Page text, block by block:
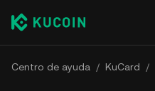
Centro de ayuda / KuCard /